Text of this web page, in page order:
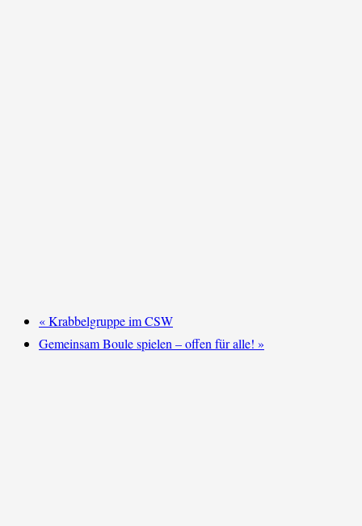
«Krabbelgruppe im CSW
Gemeinsam Boule spielen – offen für alle! »